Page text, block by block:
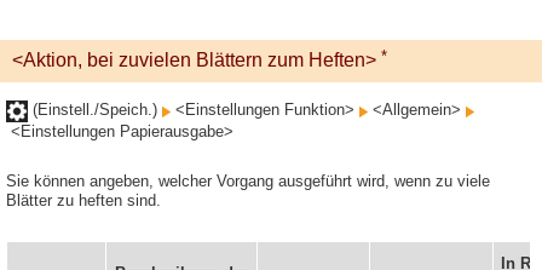
<Aktion, bei zuvielen Blättern zum Heften> *
(Einstell./Speich.) <Einstellungen Funktion>
<Allgemein>
<Einstellungen Papierausgabe>
Sie können angeben, welcher Vorgang ausgeführt wird, wenn zu viele
Blätter zu heften sind.
In